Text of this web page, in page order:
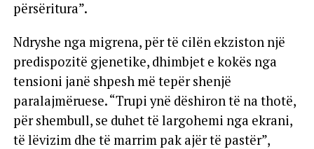
përsëritura”.
Ndryshe nga migrena, për të cilën ekziston një
predispozitë gjenetike, dhimbjet e kokës nga
tensioni janë shpesh më tepër shenjë
paralajmëruese. “Trupi ynë dëshiron të na thotë,
për shembull, se duhet të largohemi nga ekrani,
të lëvizim dhe të marrim pak ajër të pastër”,